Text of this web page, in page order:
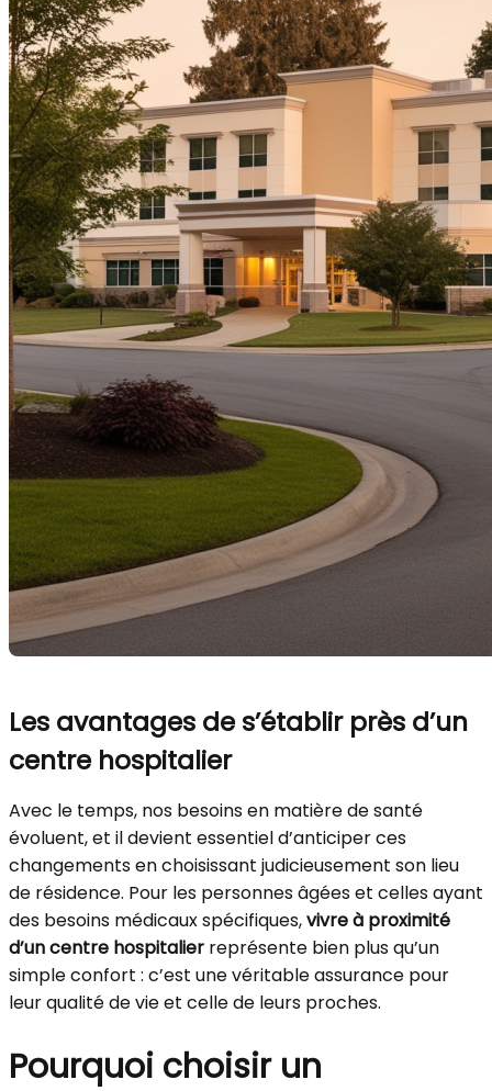
Les avantages de s’établir près d’un
centre hospitalier
Avec le temps, nos besoins en matière de santé
évoluent, et il devient essentiel d’anticiper ces
changements en choisissant judicieusement son lieu
de résidence. Pour les personnes âgées et celles ayant
des besoins médicaux spécifiques,vivre à proximité
d’un centre hospitalier représente bien plus qu’un
simple confort : c’est une véritable assurance pour
leur qualité de vie et celle de leurs proches.
Pourquoi choisir un